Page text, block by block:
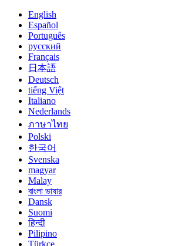
English
Español
Português
русский
Français
日本語
Deutsch
tiếng Việt
Italiano
Nederlands
ภาษาไทย
Polski
한국어
Svenska
magyar
Malay
বাংলা ভাষার
Dansk
Suomi
हिन्दी
Pilipino
Türkçe